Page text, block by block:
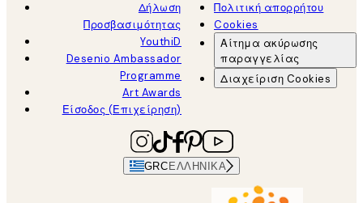
Δήλωση
Προσβασιμότητας
YouthiD
Desenio Ambassador
Programme
Art Awards
Είσοδος (Επιχείρηση)
Πολιτική απορρήτου
Cookies
Αίτημα ακύρωσης
παραγγελίας
Διαχείριση Cookies
GRC ΕΛΛΗΝΙΚΆ